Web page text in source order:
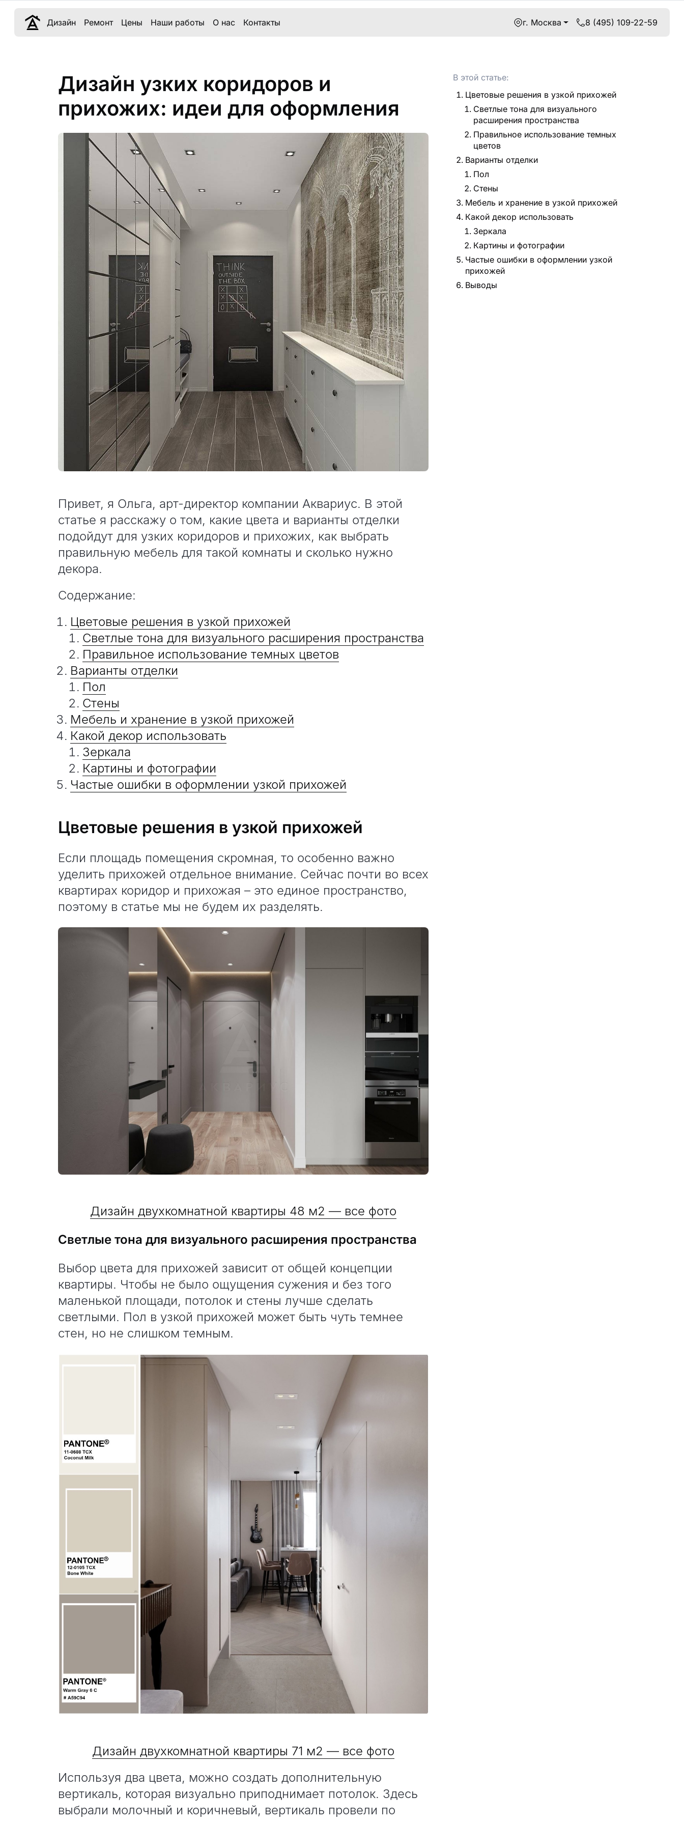
Дизайн Ремонт Цены Наши работы О нас Контакты г. Москва 8 (495) 109-22-59
Дизайн узких коридоров и
прихожих: идеи для оформления
Привет, я Ольга, арт-директор компании Аквариус. В этой
статье я расскажу о том, какие цвета и варианты отделки
подойдут для узких коридоров и прихожих, как выбрать
правильную мебель для такой комнаты и сколько нужно
декора.
Содержание:
Цветовые решения в узкой прихожей
Светлые тона для визуального расширения пространства
Правильное использование темных цветов
Варианты отделки
Пол
Стены
Мебель и хранение в узкой прихожей
Какой декор использовать
Зеркала
Картины и фотографии
Частые ошибки в оформлении узкой прихожей
Цветовые решения в узкой прихожей
Если площадь помещения скромная, то особенно важно
уделить прихожей отдельное внимание. Сейчас почти во всех
квартирах коридор и прихожая – это единое пространство,
поэтому в статье мы не будем их разделять.
Дизайн двухкомнатной квартиры 48 м2 — все фото
Светлые тона для визуального расширения пространства
Выбор цвета для прихожей зависит от общей концепции
квартиры. Чтобы не было ощущения сужения и без того
маленькой площади, потолок и стены лучше сделать
светлыми. Пол в узкой прихожей может быть чуть темнее
стен, но не слишком темным.
Дизайн двухкомнатной квартиры 71 м2 — все фото
Используя два цвета, можно создать дополнительную
вертикаль, которая визуально приподнимает потолок. Здесь
выбрали молочный и коричневый, вертикаль провели по
В этой статье:
Цветовые решения в узкой прихожей
Светлые тона для визуального
расширения пространства
Правильное использование темных
цветов
Варианты отделки
Пол
Стены
Мебель и хранение в узкой прихожей
Какой декор использовать
Зеркала
Картины и фотографии
Частые ошибки в оформлении узкой
прихожей
Выводы